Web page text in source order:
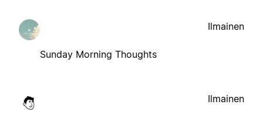
Sunday Morning Thoughts
Ilmainen
Ilmainen